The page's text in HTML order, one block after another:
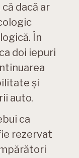
dacă ar
În
doi iepuri
și
auto.
ca
rezervat